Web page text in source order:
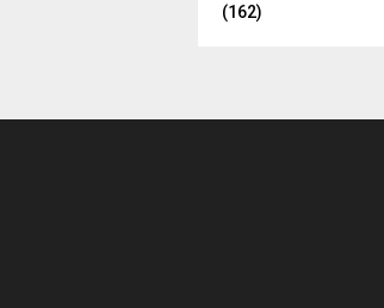
(162)